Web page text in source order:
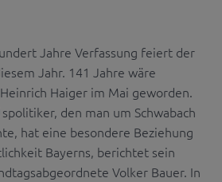
Jahre Verfassung feiert der
Jahr. 141 Jahre wäre
Haiger im Mai geworden.
spolitiker, den man um Schwabach
hat eine besondere Beziehung
Bayerns, berichtet sein
Volker Bauer. In